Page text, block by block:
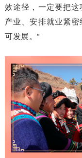
效途径，一定要把
产业、安排就业紧
可发展。”